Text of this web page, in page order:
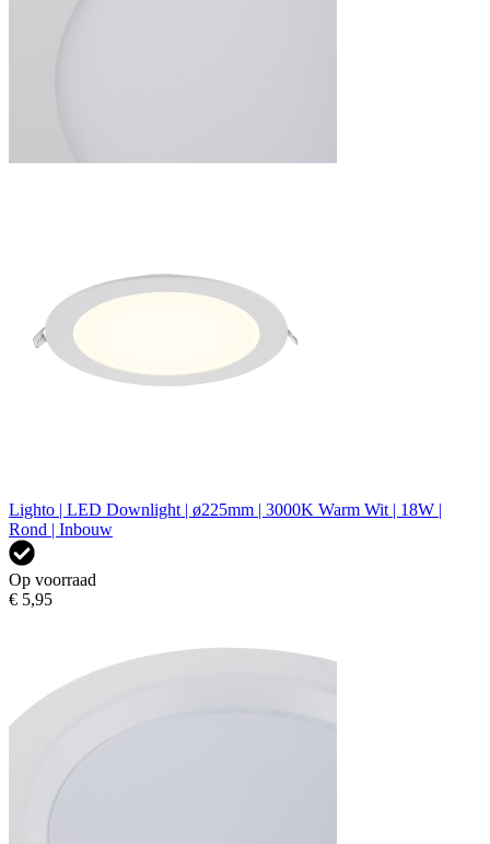
Lighto | LED Downlight | ø225mm | 3000K Warm Wit | 18W |
Rond | Inbouw
Op voorraad
€ 5,95